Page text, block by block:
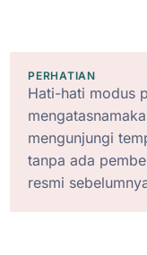
PERHATIAN
Hati-hati modus
mengunjungi
tanpa ada
resmi